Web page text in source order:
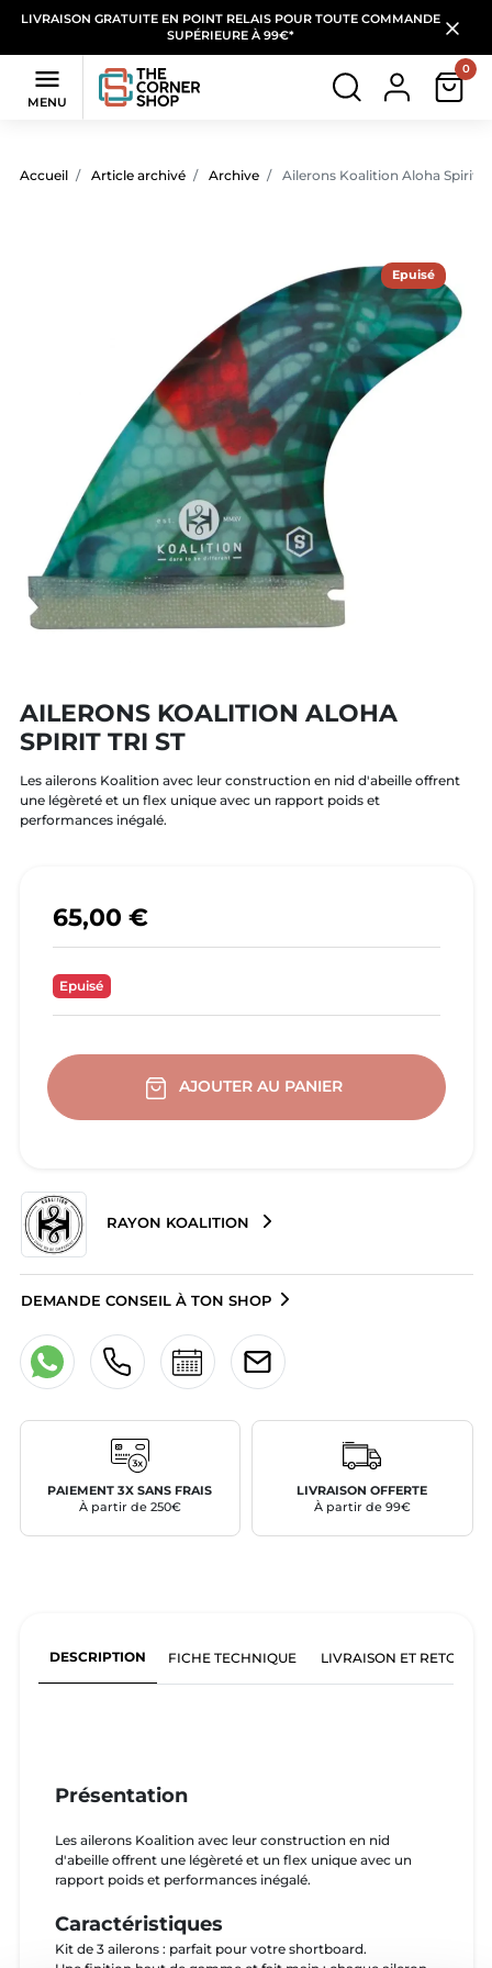
LIVRAISON GRATUITE EN POINT RELAIS POUR TOUTE COMMANDE
SUPÉRIEURE À 99€*

MENU
0
Accueil Article archivé Archive Ailerons Koalition Aloha Spirit
Epuisé
AILERONS KOALITION ALOHA
SPIRIT TRI ST
Les ailerons Koalition avec leur construction en nid d'abeille offrent
une légèreté et un flex unique avec un rapport poids et
performances inégalé.
65,00 €
Epuisé
AJOUTER AU PANIER
RAYON KOALITION
DEMANDE CONSEIL À TON SHOP
PAIEMENT 3X SANS FRAIS
À partir de 250€
LIVRAISON OFFERTE
À partir de 99€
DESCRIPTION FICHE TECHNIQUE LIVRAISON ET RETOURS
Présentation
Les ailerons Koalition avec leur construction en nid
d'abeille offrent une légèreté et un flex unique avec un
rapport poids et performances inégalé.
Caractéristiques
Kit de 3 ailerons : parfait pour votre shortboard.